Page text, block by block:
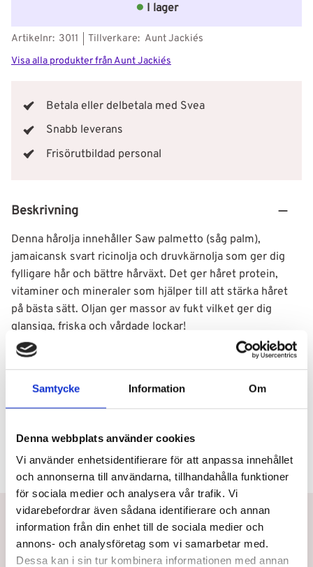
Samtycke Information Om
Denna webbplats använder cookies
Vi använder enhetsidentifierare för att anpassa innehållet
och annonserna till användarna, tillhandahålla funktioner
för sociala medier och analysera vår trafik. Vi
vidarebefordrar även sådana identifierare och annan
information från din enhet till de sociala medier och
annons- och analysföretag som vi samarbetar med.
Dessa kan i sin tur kombinera informationen med annan
I lager
Artikelnr 3011 Tillverkare Aunt Jackie´s
Visa alla produkter från Aunt Jackie´s
Beskrivning
Denna hårolja innehåller Saw palmetto (såg palm),
jamaicansk svart ricinolja och druvkärnolja som ger dig
fylligare hår och bättre hårväxt. Det ger håret protein,
vitaminer och mineraler som hjälper till att stärka håret
på bästa sätt. Oljan ger massor av fukt vilket ger dig
glansiga, friska och vårdade lockar!
Användning
Ingredienser
Betala eller delbetala med Svea
Snabb leverans
Frisörutbildad personal
Betala eller delbetala med Klarna
Snabb leverans